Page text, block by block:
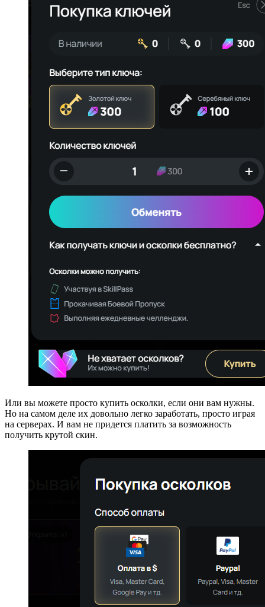
Или вы можете просто купить осколки, если они вам нужны.
Но на самом деле их довольно легко заработать, просто играя
на серверах. И вам не придется платить за возможность
получить крутой скин.